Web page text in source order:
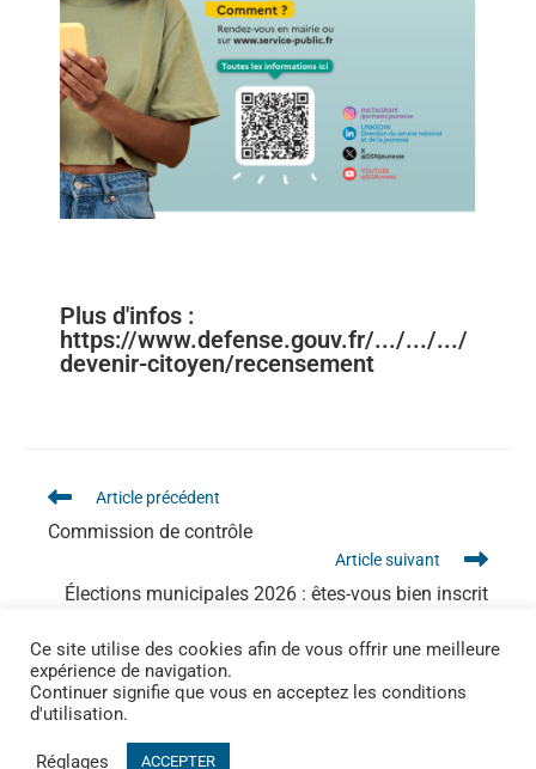
Plus d'infos :
https://www.defense.gouv.fr/.../.../.../
devenir-citoyen/recensement
Article précédent
Commission de contrôle
Article suivant
Élections municipales 2026 : êtes-vous bien inscrit
Ce site utilise des cookies afin de vous offrir une meilleure
expérience de navigation.
Continuer signifie que vous en acceptez les conditions
d'utilisation.
Réglages ACCEPTER